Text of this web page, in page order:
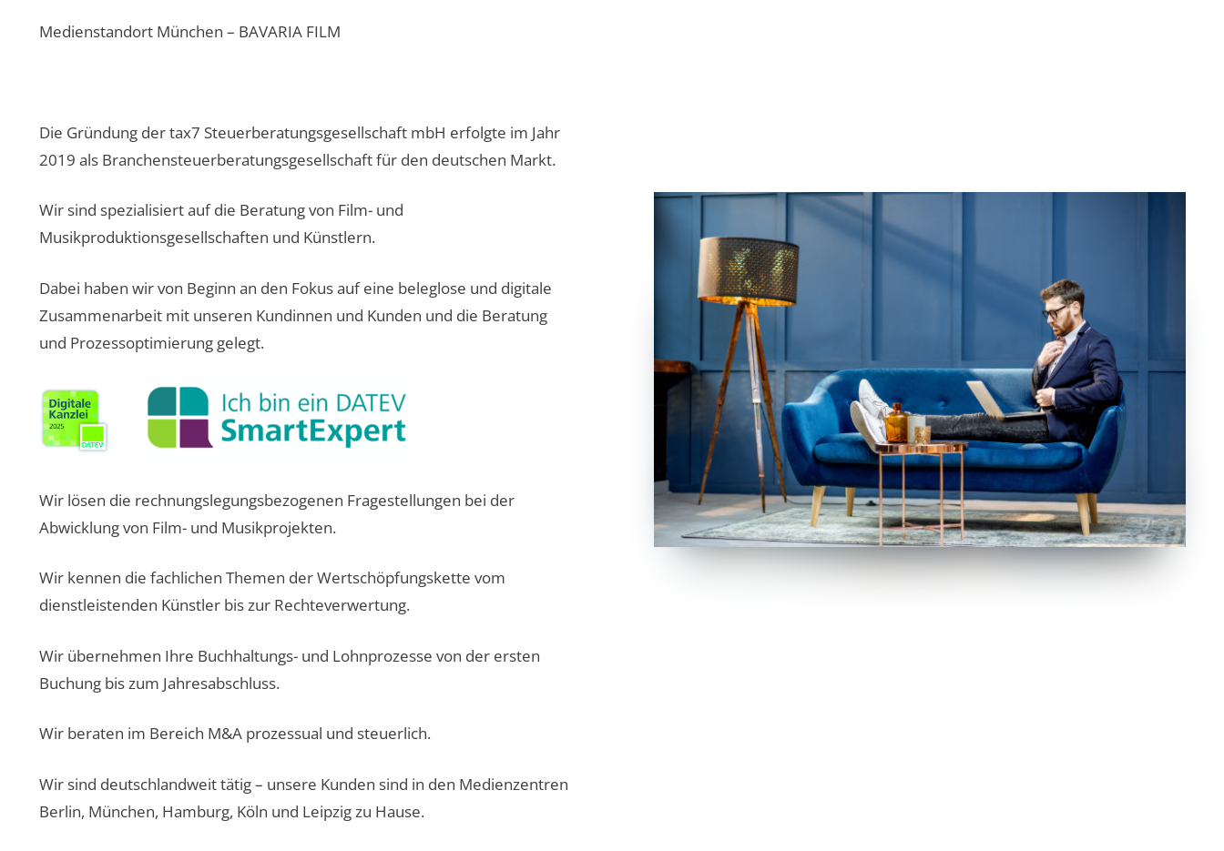
Medienstandort München – BAVARIA FILM
Die Gründung der tax7 Steuerberatungsgesellschaft mbH erfolgte im Jahr
2019 als Branchensteuerberatungsgesellschaft für den deutschen Markt.
Wir sind spezialisiert auf die Beratung von Film- und
Musikproduktionsgesellschaften und Künstlern.
Dabei haben wir von Beginn an den Fokus auf eine beleglose und digitale
Zusammenarbeit mit unseren Kundinnen und Kunden und die Beratung
und Prozessoptimierung gelegt.
Wir lösen die rechnungslegungsbezogenen Fragestellungen bei der
Abwicklung von Film- und Musikprojekten.
Wir kennen die fachlichen Themen der Wertschöpfungskette vom
dienstleistenden Künstler bis zur Rechteverwertung.
Wir übernehmen Ihre Buchhaltungs- und Lohnprozesse von der ersten
Buchung bis zum Jahresabschluss.
Wir beraten im Bereich M&A prozessual und steuerlich.
Wir sind deutschlandweit tätig – unsere Kunden sind in den Medienzentren
Berlin, München, Hamburg, Köln und Leipzig zu Hause.